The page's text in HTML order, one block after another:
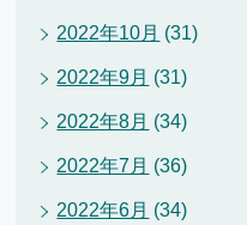
2022年10月 (31)
2022年9月 (31)
2022年8月 (34)
2022年7月 (36)
2022年6月 (34)